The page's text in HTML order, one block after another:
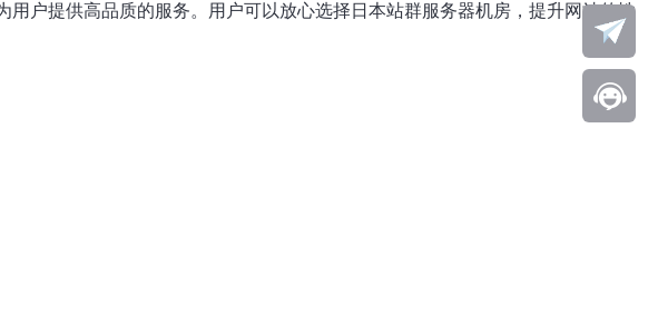
户提供高品质的服务。用户可以放心选择日本站群服务器机房，提升网站的性